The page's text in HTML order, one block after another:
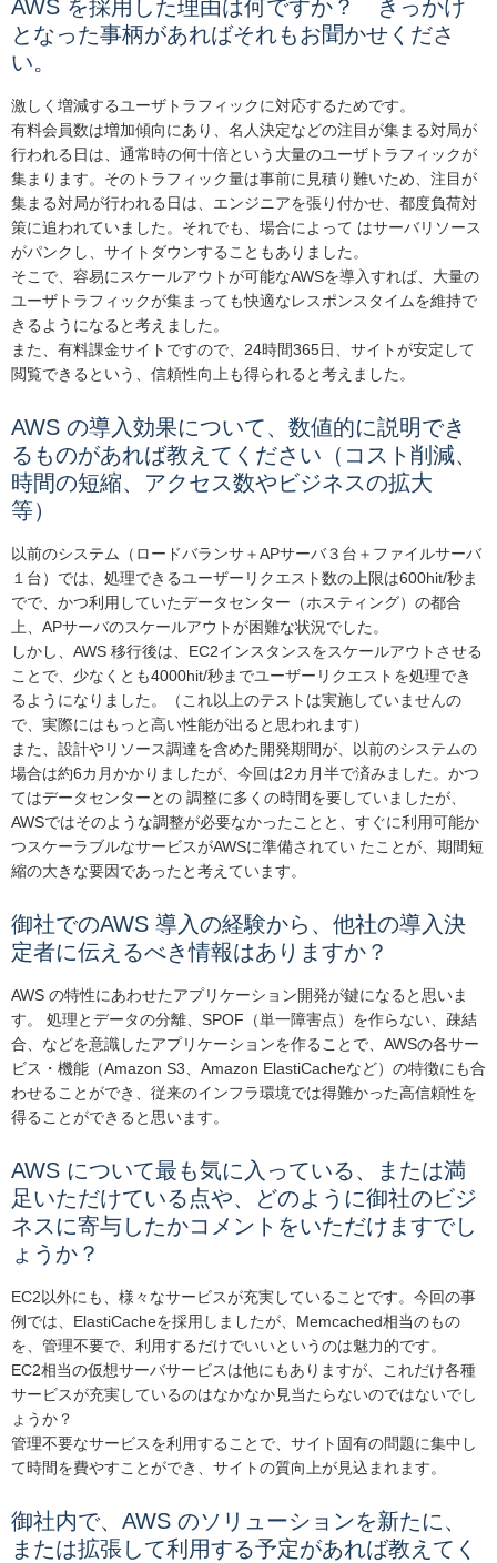
AWS を採用した理由は何ですか？ きっかけ
となった事柄があればそれもお聞かせくださ
い。
激しく増減するユーザトラフィックに対応するためです。
有料会員数は増加傾向にあり、名人決定などの注目が集まる対局が
行われる日は、通常時の何十倍という大量のユーザトラフィックが
集まります。そのトラフィック量は事前に見積り難いため、注目が
集まる対局が行われる日は、エンジニアを張り付かせ、都度負荷対
策に追われていました。それでも、場合によって はサーバリソース
がパンクし、サイトダウンすることもありました。
そこで、容易にスケールアウトが可能なAWSを導入すれば、大量の
ユーザトラフィックが集まっても快適なレスポンスタイムを維持で
きるようになると考えました。
また、有料課金サイトですので、24時間365日、サイトが安定して
閲覧できるという、信頼性向上も得られると考えました。
AWS の導入効果について、数値的に説明でき
るものがあれば教えてください（コスト削減、
時間の短縮、アクセス数やビジネスの拡大
等）
以前のシステム（ロードバランサ＋APサーバ３台＋ファイルサーバ
１台）では、処理できるユーザーリクエスト数の上限は600hit/秒ま
でで、かつ利用していたデータセンター（ホスティング）の都合
上、APサーバのスケールアウトが困難な状況でした。
しかし、AWS 移行後は、EC2インスタンスをスケールアウトさせる
ことで、少なくとも4000hit/秒までユーザーリクエストを処理でき
るようになりました。（これ以上のテストは実施していませんの
で、実際にはもっと高い性能が出ると思われます）
また、設計やリソース調達を含めた開発期間が、以前のシステムの
場合は約6カ月かかりましたが、今回は2カ月半で済みました。かつ
てはデータセンターとの 調整に多くの時間を要していましたが、
AWSではそのような調整が必要なかったことと、すぐに利用可能か
つスケーラブルなサービスがAWSに準備されてい たことが、期間短
縮の大きな要因であったと考えています。
御社でのAWS 導入の経験から、他社の導入決
定者に伝えるべき情報はありますか？
AWS の特性にあわせたアプリケーション開発が鍵になると思いま
す。 処理とデータの分離、SPOF（単一障害点）を作らない、疎結
合、などを意識したアプリケーションを作ることで、AWSの各サー
ビス・機能（Amazon S3、Amazon ElastiCacheなど）の特徴にも合
わせることができ、従来のインフラ環境では得難かった高信頼性を
得ることができると思います。
AWS について最も気に入っている、または満
足いただけている点や、どのように御社のビジ
ネスに寄与したかコメントをいただけますでし
ょうか？
EC2以外にも、様々なサービスが充実していることです。今回の事
例では、ElastiCacheを採用しましたが、Memcached相当のもの
を、管理不要で、利用するだけでいいというのは魅力的です。
EC2相当の仮想サーバサービスは他にもありますが、これだけ各種
サービスが充実しているのはなかなか見当たらないのではないでし
ょうか？
管理不要なサービスを利用することで、サイト固有の問題に集中し
て時間を費やすことができ、サイトの質向上が見込まれます。
御社内で、AWS のソリューションを新たに、
または拡張して利用する予定があれば教えてく